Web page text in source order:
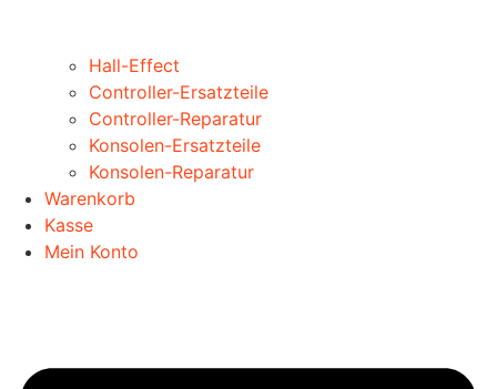
Hall-Effect
Controller-Ersatzteile
Controller-Reparatur
Konsolen-Ersatzteile
Konsolen-Reparatur
Warenkorb
Kasse
Mein Konto